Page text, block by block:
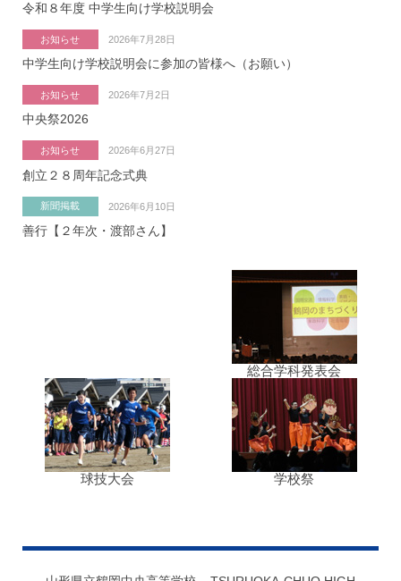
令和８年度 中学生向け学校説明会
お知らせ 2026年7月28日
中学生向け学校説明会に参加の皆様へ（お願い）
お知らせ 2026年7月2日
中央祭2026
お知らせ 2026年6月27日
創立２８周年記念式典
新聞掲載 2026年6月10日
善行【２年次・渡部さん】
総合学科発表会
球技大会 学校祭